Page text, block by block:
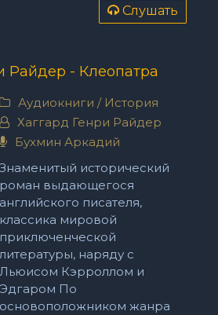
Слушать
Райдер - Клеопатра
Аудиокниги / История
Хаггард Генри Райдер
Бухмин Аркадий
Знаменитый исторический
роман выдающегося
английского писателя,
классика мировой
приключенческой
литературы, наряду с
Льюисом Кэрроллом и
Эдгаром По
основоположником жанра